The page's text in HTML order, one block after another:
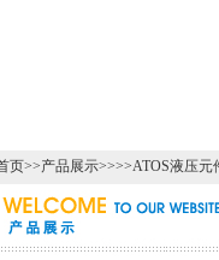
页>>产品展示>>>>ATOS液压元